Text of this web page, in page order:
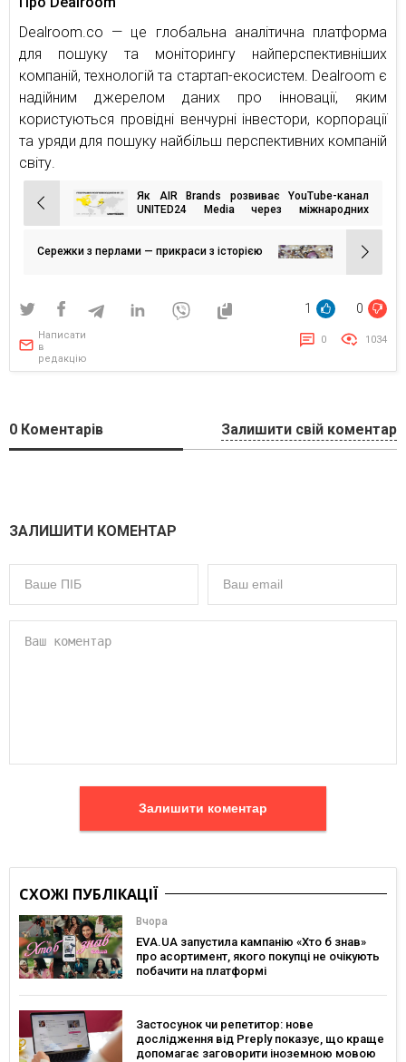
Dealroom.co — це глобальна аналітична платформа
для пошуку та моніторингу найперспективніших
компаній, технологій та стартап-екосистем. Dealroom є
надійним джерелом даних про інновації, яким
користуються провідні венчурні інвестори, корпорації
та уряди для пошуку найбільш перспективних компаній
світу.
Навігація
записів
Як AIR Brands розвиває YouTube-канал
UNITED24 Media через міжнародних
Сережки з перлами — прикраси з історією
1 0
Написати
в
редакцію
0 1034
0 Коментарів Залишити свій коментар
ЗАЛИШИТИ КОМЕНТАР
Залишити коментар
СХОЖІ ПУБЛІКАЦІЇ
Вчора
EVA.UA запустила кампанію «Хто б знав»
про асортимент, якого покупці не очікують
побачити на платформі
Застосунок чи репетитор: нове
дослідження від Preply показує, що краще
допомагає заговорити іноземною мовою